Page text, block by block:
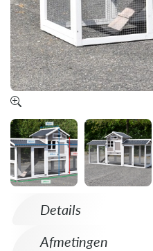
Details
Afmetingen